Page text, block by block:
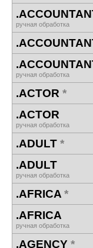
ручная обработка
ручная обработка
.ACTOR *
.ACTOR
ручная обработка
.ADULT *
.ADULT
ручная обработка
.AFRICA *
.AFRICA
ручная обработка
.AGENCY *